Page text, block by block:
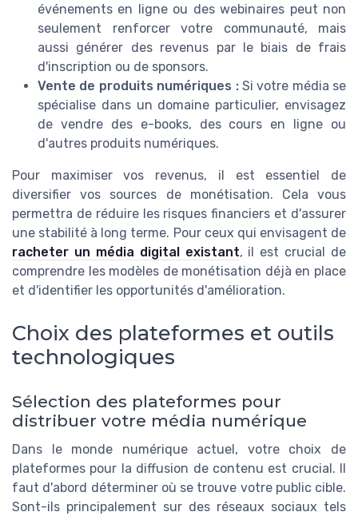
événements en ligne ou des webinaires peut non
seulement renforcer votre communauté, mais
aussi générer des revenus par le biais de frais
d'inscription ou de sponsors.
Vente de produits numériques :Si votre média se
spécialise dans un domaine particulier, envisagez
de vendre des e-books, des cours en ligne ou
d'autres produits numériques.
Pour maximiser vos revenus, il est essentiel de
diversifier vos sources de monétisation. Cela vous
permettra de réduire les risques financiers et d'assurer
une stabilité à long terme. Pour ceux qui envisagent de
racheter un média digital existant, il est crucial de
comprendre les modèles de monétisation déjà en place
et d'identifier les opportunités d'amélioration.
Choix des plateformes et outils
technologiques
Sélection des plateformes pour
distribuer votre média numérique
Dans le monde numérique actuel, votre choix de
plateformes pour la diffusion de contenu est crucial. Il
faut d'abord déterminer où se trouve votre public cible.
Sont-ils principalement sur des réseaux sociaux tels